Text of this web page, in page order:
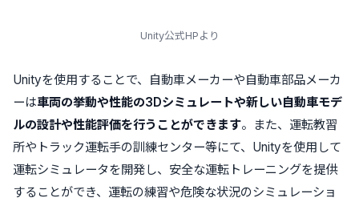
Unity公式HPより
Unityを使用することで、自動車メーカーや自動車部品メーカ
ーは車両の挙動や性能の3Dシミュレートや新しい自動車モデ
ルの設計や性能評価を行うことができます。また、運転教習
所やトラック運転手の訓練センター等にて、Unityを使用して
運転シミュレータを開発し、安全な運転トレーニングを提供
することができ、運転の練習や危険な状況のシミュレーショ